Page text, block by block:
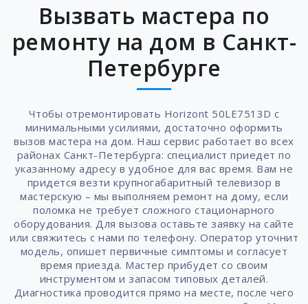
Вызвать мастера по
ремонту на дом в Санкт-
Петербурге
Чтобы отремонтировать Horizont 50LE7513D с
минимальными усилиями, достаточно оформить
вызов мастера на дом. Наш сервис работает во всех
районах Санкт-Петербурга: специалист приедет по
указанному адресу в удобное для вас время. Вам не
придется везти крупногабаритный телевизор в
мастерскую – мы выполняем ремонт на дому, если
поломка не требует сложного стационарного
оборудования. Для вызова оставьте заявку на сайте
или свяжитесь с нами по телефону. Оператор уточнит
модель, опишет первичные симптомы и согласует
время приезда. Мастер прибудет со своим
инструментом и запасом типовых деталей.
Диагностика проводится прямо на месте, после чего